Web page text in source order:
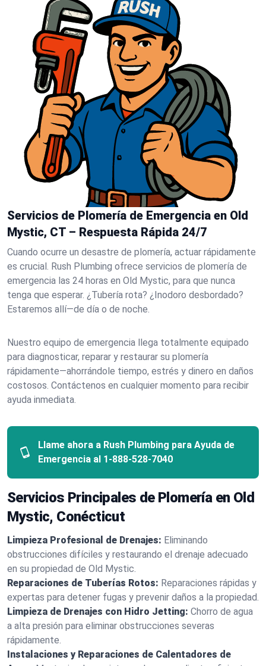
Servicios de Plomería de Emergencia en Old
Mystic, CT – Respuesta Rápida 24/7
Cuando ocurre un desastre de plomería, actuar rápidamente
es crucial. Rush Plumbing ofrece servicios de plomería de
emergencia las 24 horas en Old Mystic, para que nunca
tenga que esperar. ¿Tubería rota? ¿Inodoro desbordado?
Estaremos allí—de día o de noche.
Nuestro equipo de emergencia llega totalmente equipado
para diagnosticar, reparar y restaurar su plomería
rápidamente—ahorrándole tiempo, estrés y dinero en daños
costosos. Contáctenos en cualquier momento para recibir
ayuda inmediata.
Llame ahora a Rush Plumbing para Ayuda de
Emergencia al 1-888-528-7040
Servicios Principales de Plomería en Old
Mystic, Conécticut
Limpieza Profesional de Drenajes: Eliminando
obstrucciones difíciles y restaurando el drenaje adecuado
en su propiedad de Old Mystic.
Reparaciones de Tuberías Rotos: Reparaciones rápidas y
expertas para detener fugas y prevenir daños a la propiedad.
Limpieza de Drenajes con Hidro Jetting: Chorro de agua
a alta presión para eliminar obstrucciones severas
rápidamente.
Instalaciones y Reparaciones de Calentadores de